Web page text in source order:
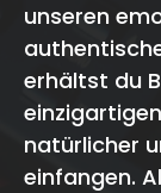
unseren
erhältst du
natürlicher
einfangen.